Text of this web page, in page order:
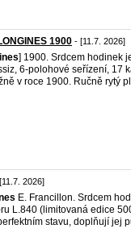
1900 - [11.7. 2026]
] 1900. Srdcem hodinek
6-polohové seřízení, 17
v roce 1900. Ručně rytý
2026]
E. Francillon. Srdcem
L.840 (limitovaná edice
stavu, doplňují jej